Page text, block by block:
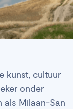
kunst, cultuur
onder
als Milaan-San